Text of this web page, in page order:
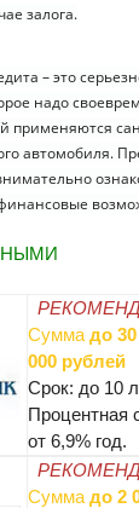
залога.
– это
надо
применяются
автомобиля.
Сумма до 30
000 рублей
Срок: до 10
Процентная
от 6,9% год.
Сумма до 2